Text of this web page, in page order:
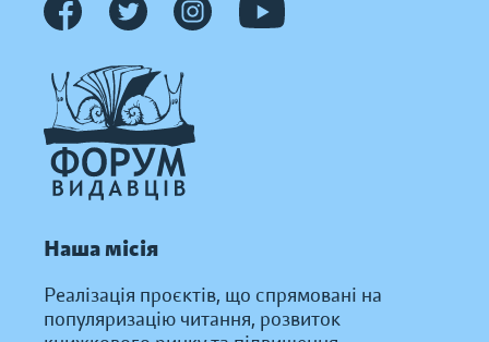
Наша місія
Реалізація проєктів, що спрямовані на
популяризацію читання, розвиток